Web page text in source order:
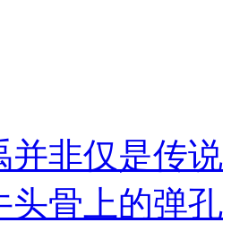
并非仅是传说
头骨上的弹孔